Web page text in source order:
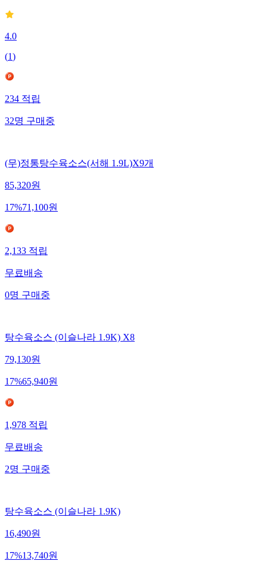
4.0
(1)
234 적립
32명 구매중
(무)정통탕수육소스(서해 1.9L)X9개
85,320원
17%71,100원
2,133 적립
무료배송
0명 구매중
탕수육소스 (이슬나라 1.9K) X8
79,130원
17%65,940원
1,978적립
무료배송
2명구매중
탕수육소스 (이슬나라 1.9K)
16,490원
17%13,740원